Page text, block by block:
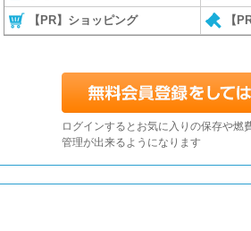
【PR】ショッピング 【
ログインするとお気に入りの保存や燃
管理が出来るようになります